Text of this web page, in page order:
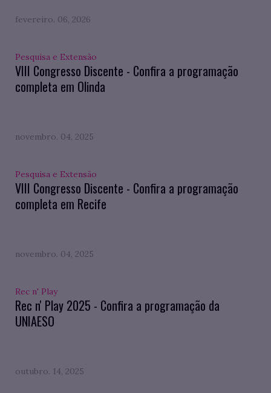
fevereiro. 06, 2026
Pesquisa e Extensão
VIII Congresso Discente - Confira a programação
completa em Olinda
novembro. 04, 2025
Pesquisa e Extensão
VIII Congresso Discente - Confira a programação
completa em Recife
novembro. 04, 2025
Rec n' Play
Rec n' Play 2025 - Confira a programação da
UNIAESO
outubro. 14, 2025